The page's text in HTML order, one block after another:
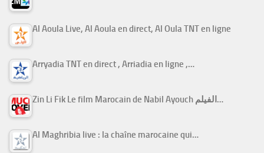
Al Aoula Live, Al Aoula en direct, Al Oula TNT en ligne
Arryadia TNT en direct , Arriadia en ligne ,…
Zin Li Fik Le film Marocain de Nabil Ayouch الفيلم…
Al Maghribia live : la chaîne marocaine qui…